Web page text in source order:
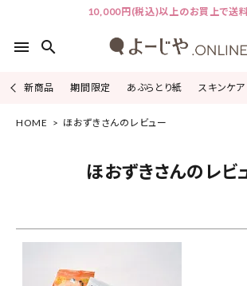
10,000円(税込)以上のお買上で送
menu search
新商品 期間限定 あぶらとり紙 スキンケア
ACCOUNT MENU
ピックアップ
カテゴリーから探す
HOME ほおずきさんのレビュー
ほおずきさんのレビ